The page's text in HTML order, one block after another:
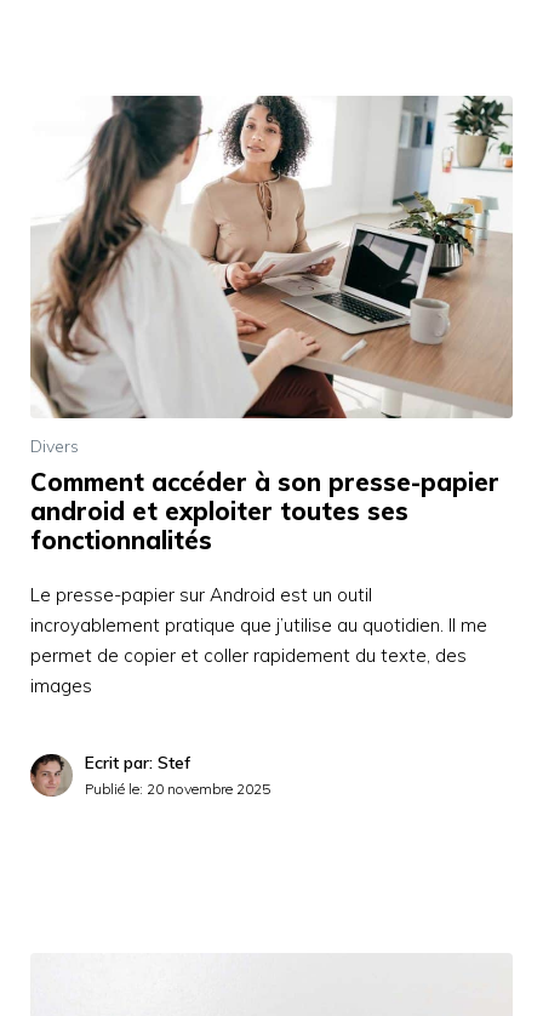
Divers
Comment accéder à son presse-papier
android et exploiter toutes ses
fonctionnalités
Le presse-papier sur Android est un outil
incroyablement pratique que j’utilise au quotidien. Il me
permet de copier et coller rapidement du texte, des
images
Ecrit par: Stef
Publié le: 20 novembre 2025